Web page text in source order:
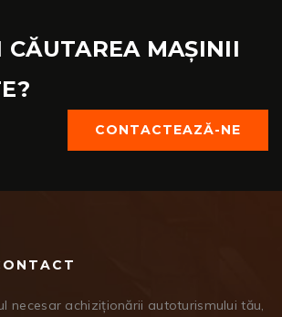
CĂUTAREA MAȘINII
CONTACTEAZĂ-NE
necesar achiziționării autoturismului tău,